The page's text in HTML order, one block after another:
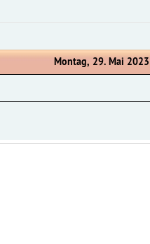
Montag, 29. Mai 2023